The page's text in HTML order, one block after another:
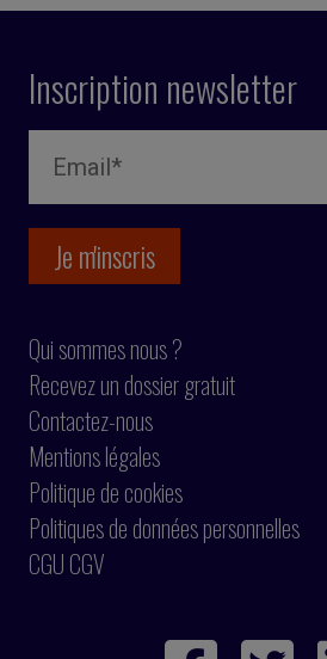
Inscription newsletter
Qui sommes nous ?
Recevez un dossier gratuit
Contactez-nous
Mentions légales
Politique de cookies
Politiques de données personnelles
CGU CGV